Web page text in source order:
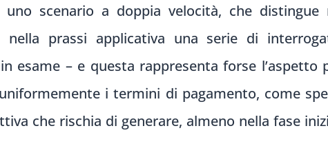
scenario a doppia velocità, che
nella prassi applicativa una serie di
esame – e questa rappresenta forse l’aspetto
i termini di pagamento, come
che rischia di generare, almeno nella fase